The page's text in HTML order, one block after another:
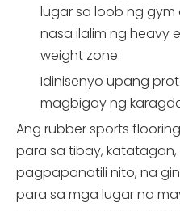
lugar sa loob ng
nasa ilalim ng heavy
weight zone.
Idinisenyo upang
magbigay ng
Ang rubber sports
para sa tibay,
pagpapanatili nito, na
para sa mga lugar na